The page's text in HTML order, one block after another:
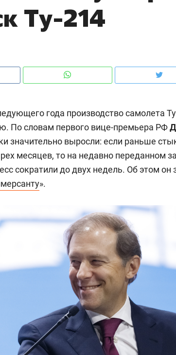
Ту-214
года производство самолета
По словам первого вице-премьера РФ
значительно выросли: если раньше
месяцев, то на недавно переданном
сократили до двух недель. Об этом он
».
рынки, почему надо знать аксакалов и
интересен Оман?
и ВТБ
ID вместо ключа:
безопасность в ЖК